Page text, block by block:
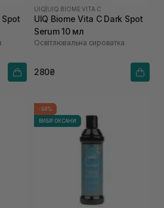
Spot
UIQ UIQ BIOME VITA C
UIQ Biome Vita C Dark Spot
Serum 10 мл
Освітлювальна сироватка
280₴
-50%
ВИБІР ОКСАНИ